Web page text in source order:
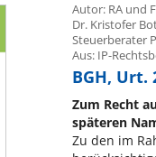
Autor: RA und
Dr. Kristofer
Steuerberater
Aus: IP-
BGH, Urt.
Zum Recht
späteren
Zu den im